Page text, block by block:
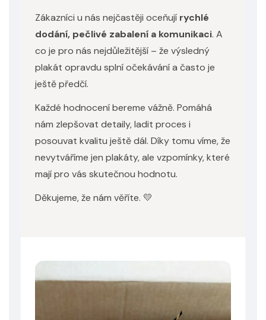
Zákazníci u nás nejčastěji oceňují rychlé
dodání, pečlivé zabalení a komunikaci. A
co je pro nás nejdůležitější – že výsledný
plakát opravdu splní očekávání a často je
ještě předčí.
Každé hodnocení bereme vážně. Pomáhá
nám zlepšovat detaily, ladit proces i
posouvat kvalitu ještě dál. Díky tomu víme, že
nevytváříme jen plakáty, ale vzpomínky, které
mají pro vás skutečnou hodnotu.
Děkujeme, že nám věříte. 💛